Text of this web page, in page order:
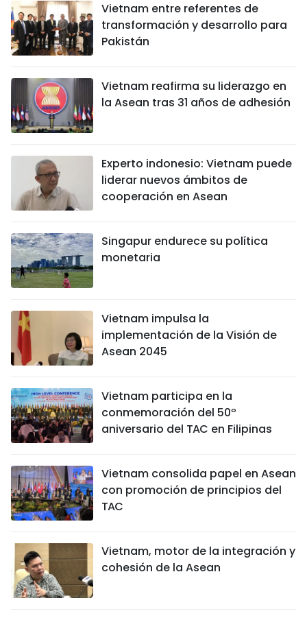
Vietnam entre referentes de
transformación y desarrollo para
Pakistán
Vietnam reafirma su liderazgo en
la Asean tras 31 años de adhesión
Experto indonesio: Vietnam puede
liderar nuevos ámbitos de
cooperación en Asean
Singapur endurece su política
monetaria
Vietnam impulsa la
implementación de la Visión de
Asean 2045
Vietnam participa en la
conmemoración del 50º
aniversario del TAC en Filipinas
Vietnam consolida papel en Asean
con promoción de principios del
TAC
Vietnam, motor de la integración y
cohesión de la Asean